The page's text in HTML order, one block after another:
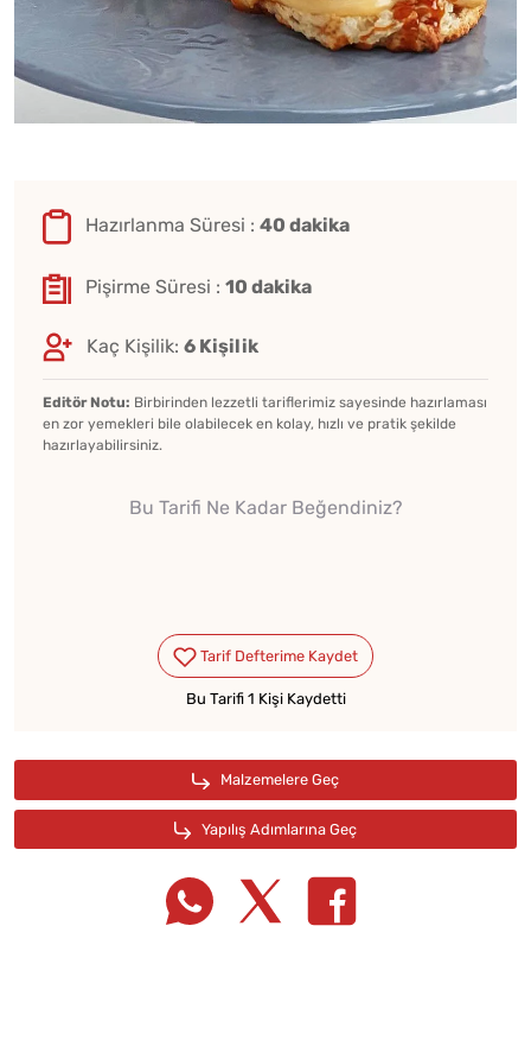
Hazırlanma Süresi : 40 dakika
Pişirme Süresi : 10 dakika
Kaç Kişilik: 6 Kişilik
Editör Notu: Birbirinden lezzetli tariflerimiz sayesinde hazırlaması
en zor yemekleri bile olabilecek en kolay, hızlı ve pratik şekilde
hazırlayabilirsiniz.
Bu Tarifi Ne Kadar Beğendiniz?
Bu Tarifi 1 Kişi Kaydetti